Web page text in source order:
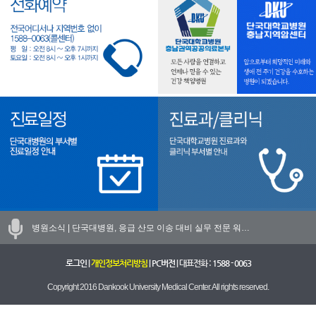
병원소식 | 단국대병원, 응급 산모 이송 대비 실무 전문 워…
로그인| 개인정보처리방침| PC버전| 대표전화 : 1588 - 0063
Copyright 2016 Dankook University Medical Center. All rights reserved.